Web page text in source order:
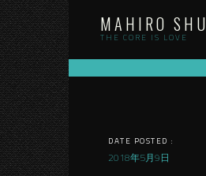
Skip
to
content
MAHIRO SHU
THE CORE IS LOVE
DATE POSTED :
2018年5月9日